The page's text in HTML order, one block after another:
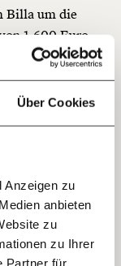
Über Cookies
Anzeigen zu
anbieten
zu
zu Ihrer
Partner für
für
Billa um die
1.600 Euro
Euro übrig.
Österreich
wichtigen
allem Frauen.
die